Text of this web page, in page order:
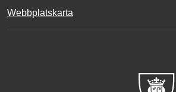
Webbplatskarta